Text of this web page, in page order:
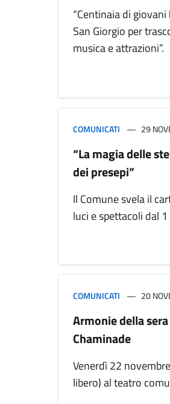
“Centinaia di
San Giorgio per
musica e attrazioni”.
COMUNICATI 29
“La magia delle
dei presepi”
Il Comune svela il
luci e spettacoli dal
COMUNICATI 20
Armonie della
Chaminade
Venerdì 22
libero) al teatro